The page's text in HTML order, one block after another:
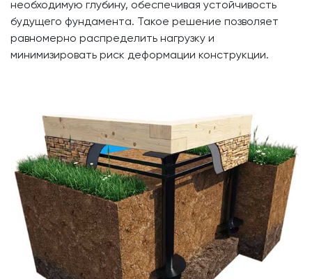
необходимую глубину, обеспечивая устойчивость
будущего фундамента. Такое решение позволяет
равномерно распределить нагрузку и
минимизировать риск деформации конструкции.